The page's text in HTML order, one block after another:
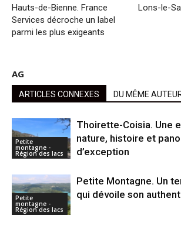
Hauts-de-Bienne. France
Services décroche un label
parmi les plus exigeants
Lons-le-
AG
ARTICLES CONNEXES DU MÊME
Petite
montagne -
Région des lacs
Thoirette-Coisia. Une
nature, histoire et
d’exception
Petite
montagne -
Région des lacs
Petite Montagne. Un
qui dévoile son